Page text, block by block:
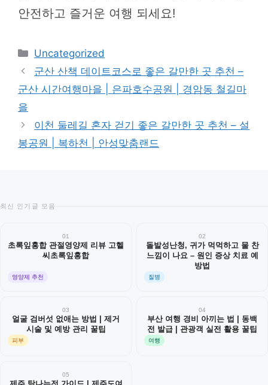
안전하고 즐거운 여행 되세요!
카
테
리
Uncategorized
군산 산책 데이트코스로 좋은 갈만한 곳 추천 –
군산 시간여행마을 | 은파호수공원 | 경암동 철길마
을
이천 둘레길 혼자 걷기 좋은 갈만한 곳 추천 – 설
봉공원 | 복하천 | 안성맞춤랜드
최신 인기글 모음
01
초록잎홍합 관절영양제 리뷰 고헬
씨초록잎홍합
영양제 추천
02
돌발성난청, 귀가 먹먹하고 물 찬
느낌이 나요 – 원인 증상 치료 예
방법
질병
03
얼굴 검버섯 없애는 방법 | 제거
시술 및 예방 관리 꿀팁
피부
04
부산 여행 경비 아끼는 법 | 동백
전 발급 | 관광객 실전 활용 꿀팁
여행
05